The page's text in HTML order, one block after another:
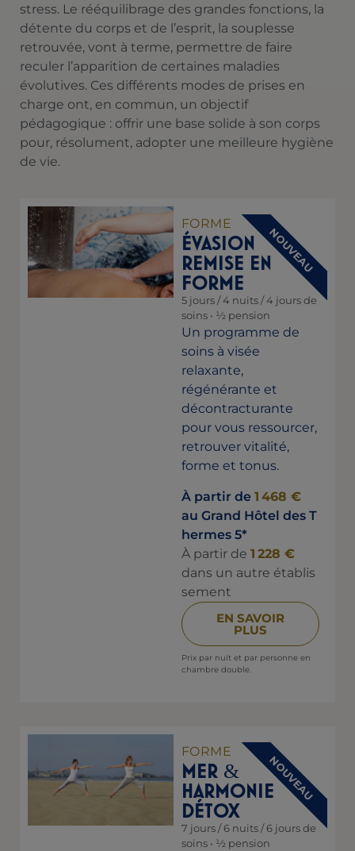
stress. Le rééquilibrage des grandes fonctions, la
détente du corps et de l’esprit, la souplesse
retrouvée, vont à terme, permettre de faire
reculer l’apparition de certaines maladies
évolutives. Ces différents modes de prises en
charge ont, en commun, un objectif
pédagogique : offrir une base solide à son corps
pour, résolument, adopter une meilleure hygiène
de vie.
FORME
ÉVASION
REMISE EN
FORME
5 jours / 4 nuits / 4 jours de
soins • ½ pension
NOUVEAU
Un programme de
soins à visée
relaxante,
régénérante et
décontracturante
pour vous ressourcer,
retrouver vitalité,
forme et tonus.
À partir de 1 468 €
au Grand Hôtel des T
hermes 5*
À partir de 1 228 €
dans un autre établis
sement
EN SAVOIR
PLUS
Prix par nuit et par personne en
chambre double.
FORME
MER &
HARMONIE
DÉTOX
7 jours / 6 nuits / 6 jours de
soins • ½ pension
NOUVEAU